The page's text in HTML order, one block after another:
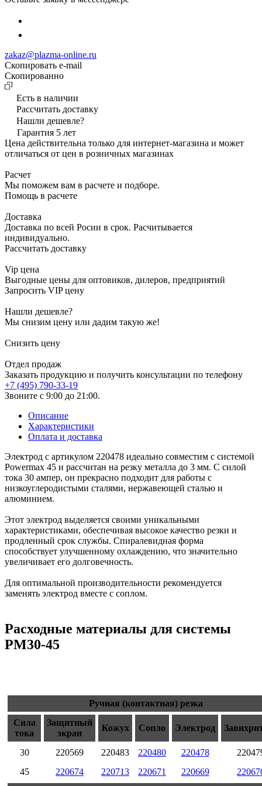
zakaz@plazma-online.ru
Скопировать e-mail
Cкопированно
Есть в наличии
Рассчитать доставку
Нашли дешевле?
Гарантия 5 лет
Цена действительна только для интернет-магазина и может
отличаться от цен в розничных магазинах
Расчет
Мы поможем вам в расчете и подборе.
Помощь в расчете
Доставка
Доставка по всей Росии в срок. Расчитывается
индивидуально.
Рассчитать доставку
Vip цена
Выгодные цены для оптовиков, дилеров, предприятий
Запросить VIP цену
Нашли дешевле?
Мы снизим цену или дадим такую же!
Снизить цену
Отдел продаж
Заказать продукцию и получить консультации по телефону
+7 (495) 790-33-19
Звоните с 9:00 до 21:00.
Описание
Характеристики
Оплата и доставка
Электрод с артикулом 220478 идеально совместим с системой
Powermax 45 и рассчитан на резку металла до 3 мм. С силой
тока 30 ампер, он прекрасно подходит для работы с
низкоуглеродистыми сталями, нержавеющей сталью и
алюминием.
Этот электрод выделяется своими уникальными
характеристиками, обеспечивая высокое качество резки и
продленный срок службы. Спиралевидная форма
способствует улучшенному охлаждению, что значительно
увеличивает его долговечность.
Для оптимальной производительности рекомендуется
заменять электрод вместе с соплом.
Расходные материалы для системы
PM30-45
Ручная (контактная) резка
Сила
тока
Защитный
экран
Кожух Сопло Электрод
30 220569 220483 220480 220478
45
220674 220713 220671 220669